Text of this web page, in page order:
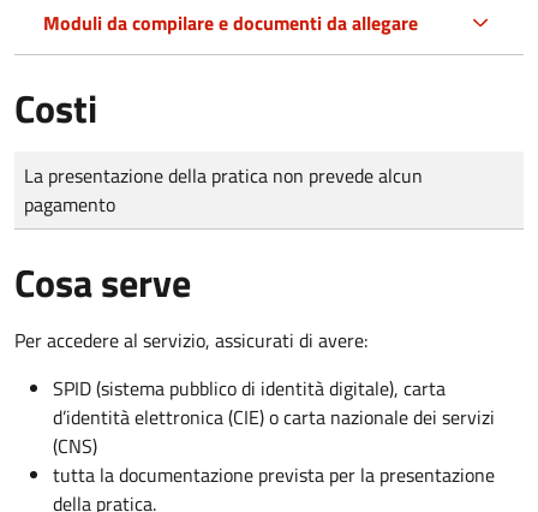
Moduli da compilare e documenti da allegare
Costi
Tipo di pagamento
Importo
La presentazione della pratica non prevede alcun
pagamento
Cosa serve
Per accedere al servizio, assicurati di avere:
SPID (sistema pubblico di identità digitale), carta
d’identità elettronica (CIE) o carta nazionale dei servizi
(CNS)
tutta la documentazione prevista per la presentazione
della pratica.